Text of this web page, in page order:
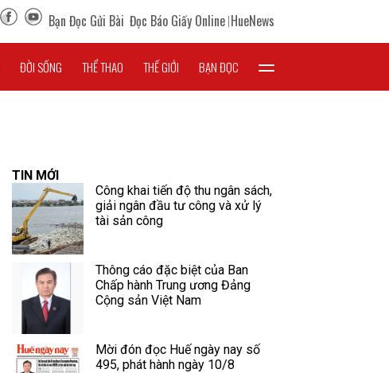
Bạn Đọc Gửi Bài Đọc Báo Giấy Online HueNews
ĐỜI SỐNG THỂ THAO THẾ GIỚI BẠN ĐỌC
TIN MỚI
Công khai tiến độ thu ngân sách,
giải ngân đầu tư công và xử lý
tài sản công
Thông cáo đặc biệt của Ban
Chấp hành Trung ương Đảng
Cộng sản Việt Nam
Mời đón đọc Huế ngày nay số
495, phát hành ngày 10/8